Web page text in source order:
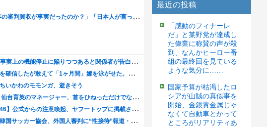
最近の投稿
「感動のフィナーレ
だ」と某野党が達成し
た偉業に称賛の声が殺
到、なんかヒーロー番
組の最終回を見ている
ような気分に……
国家予算が枯渇したロ
シアが山賊の真似事を
開始、金銀貴金属じゃ
なくて自動車とかって
ところがリアリティあ